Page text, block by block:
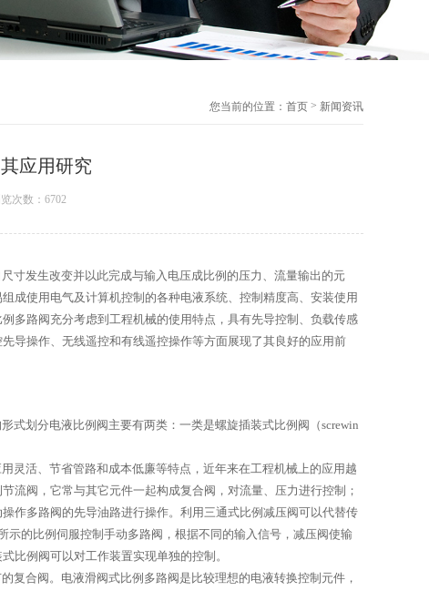
您当前的位置： 首页 > 新闻资讯
应用研究
次数：6702
寸发生改变并以此完成与输入电压成比例的压力、流量输出的元
成使用电气及计算机控制的各种电液系统、控制精度高、安装使用
多路阀充分考虑到工程机械的使用特点，具有先导控制、负载传感
导操作、无线遥控和有线遥控操作等方面展现了其良好的应用前
划分电液比例阀主要有两类：一类是螺旋插装式比例阀（screwin
灵活、节省管路和成本低廉等特点，近年来在工程机械上的应用越
流阀，它常与其它元件一起构成复合阀，对流量、压力进行控制；
作多路阀的先导油路进行操作。利用三通式比例减压阀可以代替传
的比例伺服控制手动多路阀，根据不同的输入信号，减压阀使输
比例阀可以对工作装置实现单独的控制。
合阀。电液滑阀式比例多路阀是比较理想的电液转换控制元件，